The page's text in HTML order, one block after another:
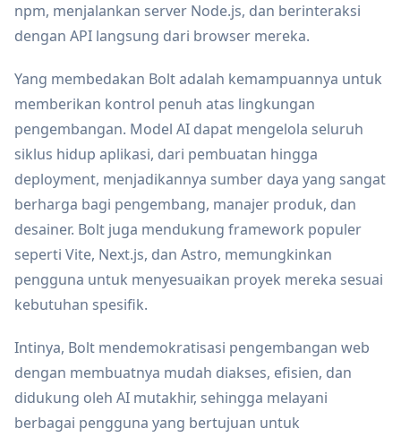
npm, menjalankan server Node.js, dan berinteraksi
dengan API langsung dari browser mereka.
Yang membedakan Bolt adalah kemampuannya untuk
memberikan kontrol penuh atas lingkungan
pengembangan. Model AI dapat mengelola seluruh
siklus hidup aplikasi, dari pembuatan hingga
deployment, menjadikannya sumber daya yang sangat
berharga bagi pengembang, manajer produk, dan
desainer. Bolt juga mendukung framework populer
seperti Vite, Next.js, dan Astro, memungkinkan
pengguna untuk menyesuaikan proyek mereka sesuai
kebutuhan spesifik.
Intinya, Bolt mendemokratisasi pengembangan web
dengan membuatnya mudah diakses, efisien, dan
didukung oleh AI mutakhir, sehingga melayani
berbagai pengguna yang bertujuan untuk